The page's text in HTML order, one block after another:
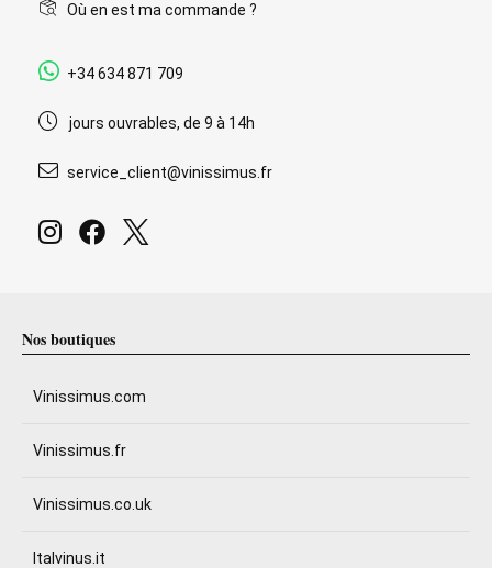
Où en est ma commande ?
+34 634 871 709
jours ouvrables, de 9 à 14h
service_client@vinissimus.fr
Nos boutiques
Vinissimus.com
Vinissimus.fr
Vinissimus.co.uk
Italvinus.it